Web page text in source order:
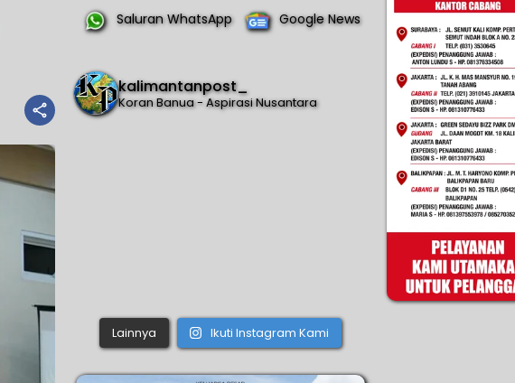
Saluran WhatsApp Google News
kalimantanpost_
Koran Banua - Aspirasi Nusantara
Lainnya Ikuti Instagram Kami